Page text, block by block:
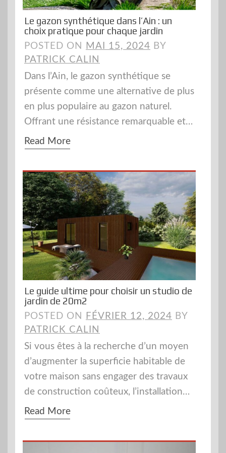
Le gazon synthétique dans l’Ain : un
choix pratique pour chaque jardin
POSTED ON MAI 15, 2024 BY
PATRICK CALIN
Dans l’Ain, le gazon synthétique se
présente comme une alternative de plus
en plus populaire au gazon naturel.
Offrant une résistance remarquable et…
Read More
Le guide ultime pour choisir un studio de
jardin de 20m2
POSTED ON FÉVRIER 12, 2024 BY
PATRICK CALIN
Si vous êtes à la recherche d’un moyen
d’augmenter la superficie habitable de
votre maison sans engager des travaux
de construction coûteux, l’installation…
Read More